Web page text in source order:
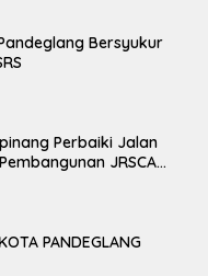
Bersyukur
Perbaiki Jalan
JRSCA
PANDEGLANG